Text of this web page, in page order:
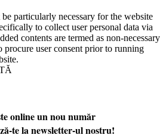
particularly necessary for the website
to collect user personal data via
contents are termed as non-necessary
procure user consent prior to running
online un nou număr
te la newsletter-ul nostru!